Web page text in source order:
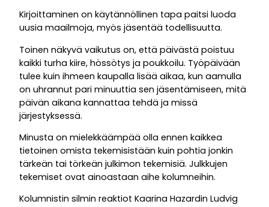
Kirjoittaminen on käytännöllinen tapa paitsi luoda
uusia maailmoja, myös jäsentää todellisuutta.
Toinen näkyvä vaikutus on, että päivästä poistuu
kaikki turha kiire, hössötys ja poukkoilu. Työpäivään
tulee kuin ihmeen kaupalla lisää aikaa, kun aamulla
on uhrannut pari minuuttia sen jäsentämiseen, mitä
päivän aikana kannattaa tehdä ja missä
järjestyksessä.
Minusta on mielekkäämpää olla ennen kaikkea
tietoinen omista tekemisistään kuin pohtia jonkin
tärkeän tai törkeän julkimon tekemisiä. Julkkujen
tekemiset ovat ainoastaan aihe kolumneihin.
Kolumnistin silmin reaktiot Kaarina Hazardin Ludvig